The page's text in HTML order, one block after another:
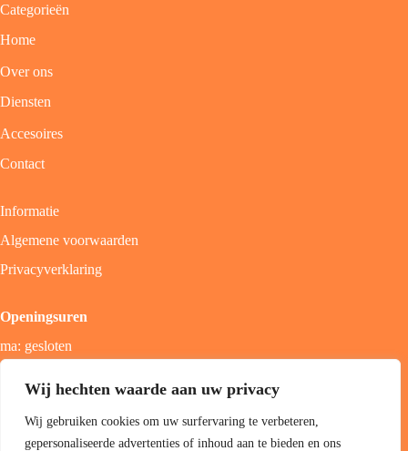
Wij hechten waarde aan uw privacy
Wij gebruiken cookies om uw surfervaring te verbeteren,
gepersonaliseerde advertenties of inhoud aan te bieden en ons
Categorieën
Home
Over ons
Diensten
Accesoires
Contact
Informatie
Algemene voorwaarden
Privacyverklaring
Openingsuren
ma: gesloten
zon; gesloten